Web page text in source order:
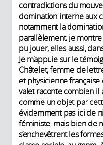
contradictions du
domination interne aux
notamment la
parallèlement, je
pu jouer, elles aussi,
Je m’appuie sur le
Châtelet, femme de
et physicienne française
valet raconte combien il
comme un objet par
évidemment pas ici de
féministe, mais bien de
s’enchevêtrent les